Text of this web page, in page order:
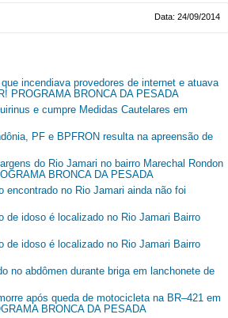
Data: 24/09/2014
incendiava provedores de internet e atuava
PROGRAMA BRONCA DA PESADA
e cumpre Medidas Cautelares em
PF e BPFRON resulta na apreensão de
do Rio Jamari no bairro Marechal Rondon
BRONCA DA PESADA
encontrado no Rio Jamari ainda não foi
de idoso é localizado no Rio Jamari Bairro
de idoso é localizado no Rio Jamari Bairro
no abdômen durante briga em lanchonete de
após queda de motocicleta na BR–421 em
BRONCA DA PESADA